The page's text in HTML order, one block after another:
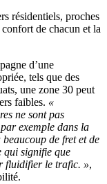
résidentiels, proches
de chacun et la
d’une
tels que des
une zone 30 peut
faibles. «
ne sont pas
exemple dans la
de fret et de
qui signifie que
fluidifier le trafic. »,